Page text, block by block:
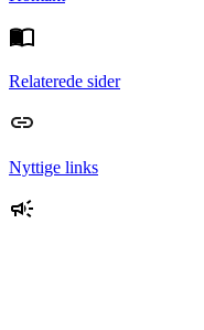
Relaterede sider
Nyttige links